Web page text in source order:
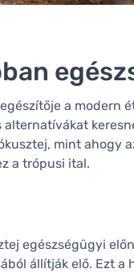
a modern
alternatívákat
mint ahogy
a trópusi ital.
egészségügyi
állítják elő. Ezt